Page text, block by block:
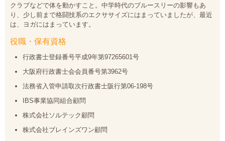
クラブなどで体を動かすこと。中学時代のブルースリーの影響もあ
り、少し前まで格闘技系のエクササイズにはまっていましたが、最近
は、ヨガにはまっています。
役職・保有資格
行政書士登録番号平成9年第97265601号
大阪府行政書士会会員番号第3962号
法務省入管申請取次行政書士阪行第06-198号
IBS事業協同組合顧問
株式会社ソルテック顧問
株式会社ブレインズワン顧問